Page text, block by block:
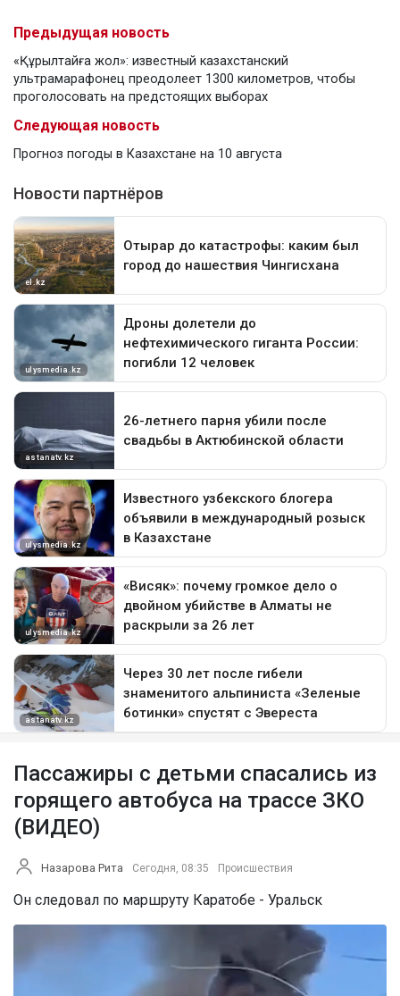
Предыдущая новость
«Құрылтайға жол»: известный казахстанский
ультрамарафонец преодолеет 1300 километров, чтобы
проголосовать на предстоящих выборах
Следующая новость
Прогноз погоды в Казахстане на 10 августа
Пассажиры с детьми спасались из
горящего автобуса на трассе ЗКО
(ВИДЕО)
Назарова Рита Сегодня, 08:35 Происшествия
Он следовал по маршруту Каратобе - Уральск